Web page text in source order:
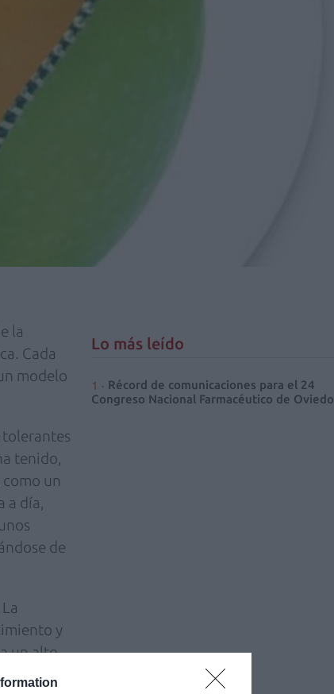
la
Cada
modelo
tolerantes
tenido,
un
a día,
de
y
un alto
Lo más leído
Récord de comunicaciones para el 24
Congreso Nacional Farmacéutico de Oviedo